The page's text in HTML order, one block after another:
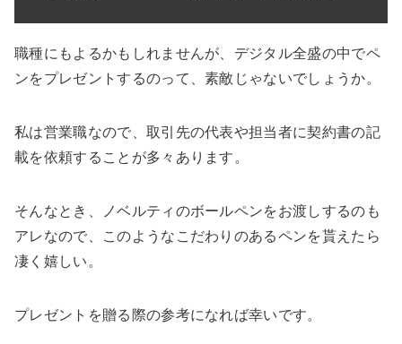
職種にもよるかもしれませんが、デジタル全盛の中でペ
ンをプレゼントするのって、素敵じゃないでしょうか。
私は営業職なので、取引先の代表や担当者に契約書の記
載を依頼することが多々あります。
そんなとき、ノベルティのボールペンをお渡しするのも
アレなので、このようなこだわりのあるペンを貰えたら
凄く嬉しい。
プレゼントを贈る際の参考になれば幸いです。